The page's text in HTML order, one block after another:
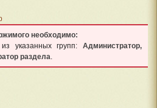
необходимо:
указанных групп: Администратор,
раздела.